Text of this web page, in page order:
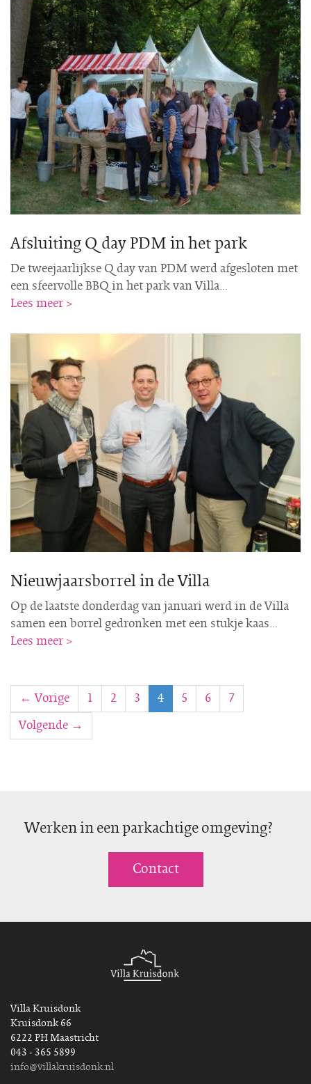
Afsluiting Q day PDM in het park
De tweejaarlijkse Q day van PDM werd afgesloten met
een sfeervolle BBQ in het park van Villa…
Lees meer >
Nieuwjaarsborrel in de Villa
Op de laatste donderdag van januari werd in de Villa
samen een borrel gedronken met een stukje kaas…
Lees meer >
← Vorige 1 2 3 4 5 6
7
Volgende →
Werken in een parkachtige omgeving?
Contact
Villa Kruisdonk
Kruisdonk 66
6222 PH Maastricht
043 - 365 5899
info@villakruisdonk.nl